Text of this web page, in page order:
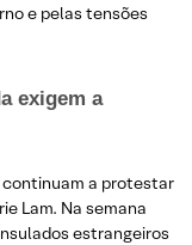
e pelas tensões
exigem a
continuam a protestar
Lam. Na semana
estrangeiros